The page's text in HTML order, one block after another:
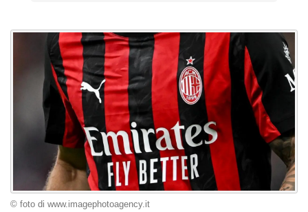
© foto di www.imagephotoagency.it